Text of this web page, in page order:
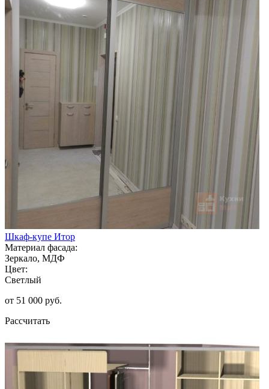
Шкаф-купе Итор
Материал фасада:
Зеркало, МДФ
Цвет:
Светлый
от 51 000 руб.
Рассчитать